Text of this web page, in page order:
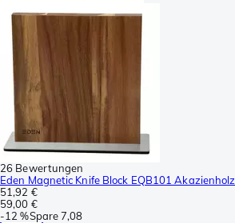
26 Bewertungen
Eden Magnetic Knife Block EQB101 Akazienholz
51,92 €
59,00 €
-12 %Spare7,08